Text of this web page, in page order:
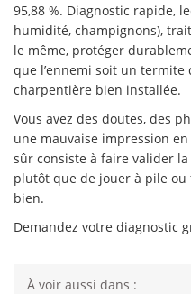
95,88 %. Diagnostic rapide,
humidité, champignons),
le même, protéger
que l’ennemi soit un
charpentière bien installée.
Vous avez des doutes, des
une mauvaise impression
sûr consiste à faire valider
plutôt que de jouer à pile ou
bien.
Demandez votre diagnostic
À voir aussi dans :